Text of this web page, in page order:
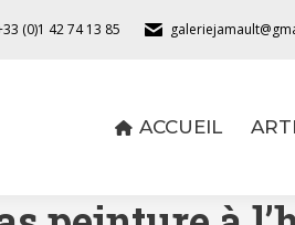
(0)1 42 74 13 85
ACCUEIL